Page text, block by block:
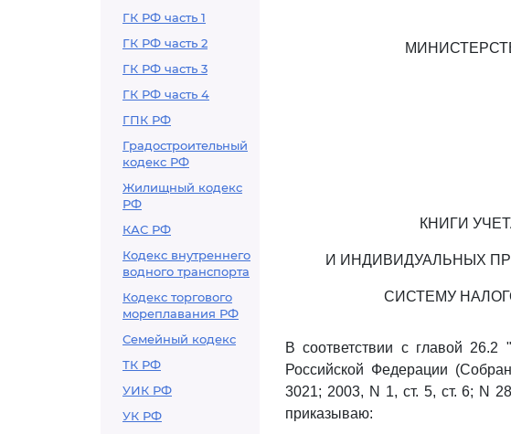
ГК РФ часть 1
ГК РФ часть 2
ГК РФ часть 3
ГК РФ часть 4
ГПК РФ
Градостроительный
кодекс РФ
Жилищный кодекс
РФ
КАС РФ
Кодекс внутреннего
водного транспорта
Кодекс торгового
мореплавания РФ
Семейный кодекс
ТК РФ
УИК РФ
УК РФ
КНИГИ
И ИНДИВИДУАЛЬНЫХ
СИСТЕМУ
В соответствии с главой 26.2
Российской Федерации
3021; 2003, N 1, ст. 5, ст. 6; N
приказываю: